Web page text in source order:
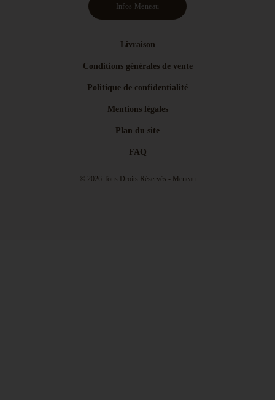
Livraison
Conditions générales de vente
Politique de confidentialité
Mentions légales
Plan du site
FAQ
Infos Meneau
© 2026 Tous Droits Réservés - Meneau